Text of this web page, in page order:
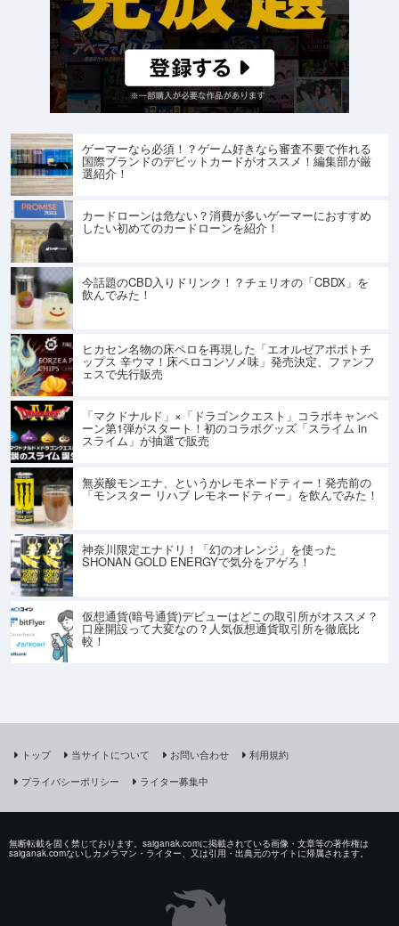
ゲーマーなら必須！？ゲーム好きなら審査不要で作れる
国際ブランドのデビットカードがオススメ！編集部が厳
選紹介！
カードローンは危ない？消費が多いゲーマーにおすすめ
したい初めてのカードローンを紹介！
今話題のCBD入りドリンク！？チェリオの「CBDX」を
飲んでみた！
ヒカセン名物の床ペロを再現した「エオルゼアポポトチ
ップス 辛ウマ！床ペロコンソメ味」発売決定、ファンフ
ェスで先行販売
「マクドナルド」×「ドラゴンクエスト」コラボキャンペ
ーン第1弾がスタート！初のコラボグッズ「スライム in
スライム」が抽選で販売
無炭酸モンエナ、というかレモネードティー！発売前の
「モンスター リハブ レモネードティー」を飲んでみた！
神奈川限定エナドリ！「幻のオレンジ」を使った
SHONAN GOLD ENERGYで気分をアゲろ！
仮想通貨(暗号通貨)デビューはどこの取引所がオススメ？
口座開設って大変なの？人気仮想通貨取引所を徹底比
較！
トップ 当サイトについて お問い合わせ
利用規約
プライバシーポリシー
ライター募集中
無断転載を固く禁じております。saiganak.comに掲載されている画像・文章等の著作権は
saiganak.comないしカメラマン・ライター、又は引用・出典元のサイトに帰属されます。